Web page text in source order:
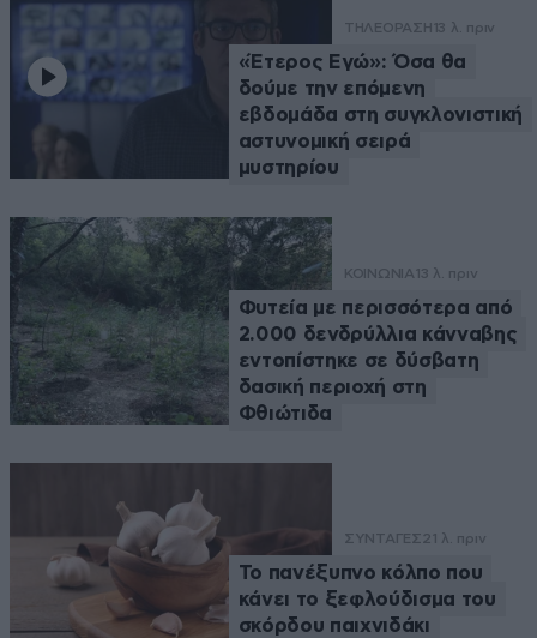
ΤΗΛΕΟΡΑΣΗ 13 λ. πριν
«Έτερος Εγώ»: Όσα θα
δούμε την επόμενη
εβδομάδα στη συγκλονιστική
αστυνομική σειρά
μυστηρίου
ΚΟΙΝΩΝΙΑ 13 λ. πριν
Φυτεία με περισσότερα από
2.000 δενδρύλλια κάνναβης
εντοπίστηκε σε δύσβατη
δασική περιοχή στη
Φθιώτιδα
ΣΥΝΤΑΓΕΣ21 λ. πριν
Το πανέξυπνο κόλπο που
κάνει το ξεφλούδισμα του
σκόρδου παιχνιδάκι